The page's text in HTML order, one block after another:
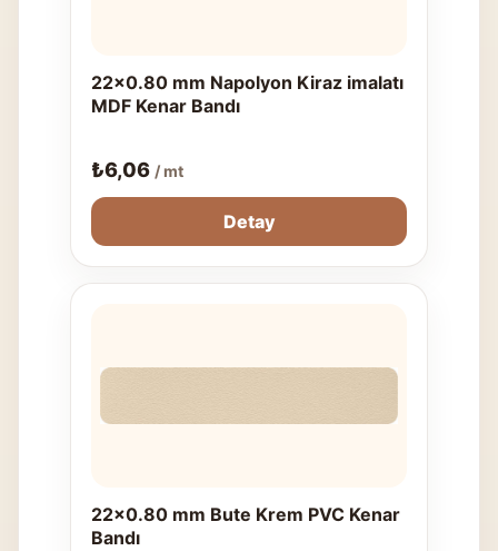
22x0.80 mm Napolyon Kiraz imalatı
MDF Kenar Bandı
₺6,06 / mt
Detay
22x0.80 mm Bute Krem PVC Kenar
Bandı